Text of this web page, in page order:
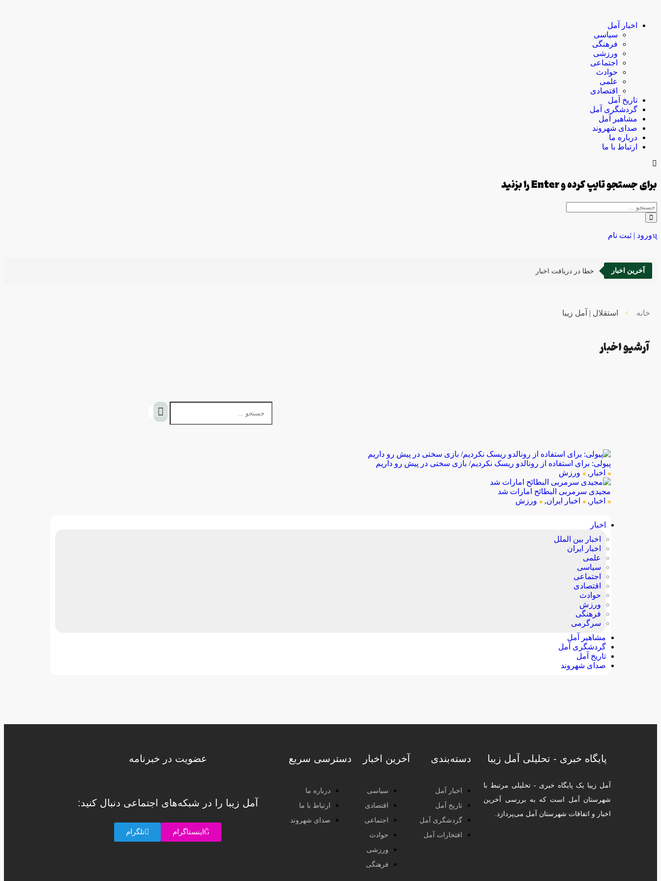
اخبار آمل
سیاسی
فرهنگی
ورزشی
اجتماعی
حوادث
علمی
اقتصادی
تاریخ آمل
گردشگری آمل
مشاهیر آمل
صدای شهروند
درباره ما
ارتباط با ما
برای جستجو تایپ کرده و Enter را بزنید
ورود | ثبت نام
آخرین اخبار خطا در دریافت اخبار
خانه > استقلال | آمل زیبا
آرشیو اخبار
پیولی: برای استفاده از رونالدو ریسک نکردیم/ بازی سختی در پیش رو داریم
اخبار , ورزش
مجیدی سرمربی البطائح امارات شد
اخبار , اخبار ایران, ورزش
اخبار
اخبار بین الملل
اخبار ایران
علمی
سیاسی
اجتماعی
اقتصادی
حوادث
ورزش
فرهنگی
سرگرمی
مشاهیر آمل
گردشگری آمل
تاریخ آمل
صدای شهروند
پایگاه خبری - تحلیلی آمل زیبا
آمل زیبا یک پایگاه خبری - تحلیلی مرتبط با
شهرستان آمل است که به بررسی آخرین
اخبار و اتفاقات شهرستان آمل می‌پردازد.
دسته‌بندی
اخبار آمل
تاریخ آمل
گردشگری آمل
افتخارات آمل
آخرین اخبار
سیاسی
اقتصادی
اجتماعی
حوادث
ورزشی
فرهنگی
دسترسی سریع
درباره ما
ارتباط با ما
صدای شهروند
عضویت در خبرنامه
آمل زیبا را در شبکه‌های اجتماعی دنبال کنید:
اینستاگرام تلگرام